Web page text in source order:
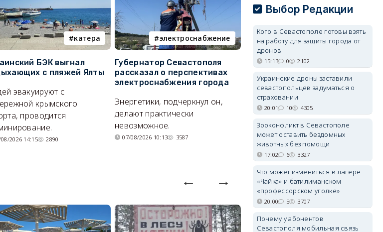
катера
БЭК выгнал
с пляжей Ялты
эвакуируют с
крымского
проводится
2026 14:15 2890
электроснабжение
Губернатор Севастополя
рассказал о перспективах
электроснабжения города
Энергетики, подчеркнул он,
делают практически
невозможное.
07/08/2026 10:13 3587
пляж
Почему меры поддержки не
пляжей
Предприниматели не
исключают техническую
ошибку, но это не точно.
07/08/2026 08:02 1171
Выбор Редакции
Кого в Севастополе готовы взять
на работу для защиты города от
дронов
15:13 0 2102
Украинские дроны заставили
севастопольцев задуматься о
страховании
20:01 10 4305
Зооконфликт в Севастополе
может оставить бездомных
животных без помощи
17:02 6 3327
Что может измениться в лагере
«Чайка» и батилиманском
«профессорском уголке»
20:00 5 3707
Почему у абонентов
Севастополя мобильная связь